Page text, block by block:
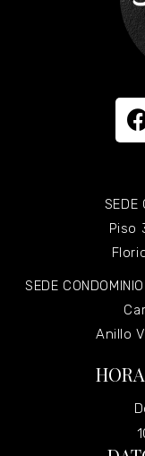
SEDE
Piso
SEDE
Anillo